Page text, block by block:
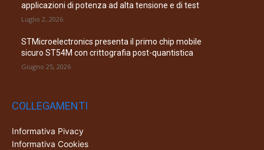
applicazioni di potenza ad alta tensione e di test
Luglio 2, 2026
STMicroelectronics presenta il primo chip mobile
sicuro ST54M con crittografia post-quantistica
Giugno 25, 2026
COLLEGAMENTI
Informativa Pivacy
Informativa Cookies